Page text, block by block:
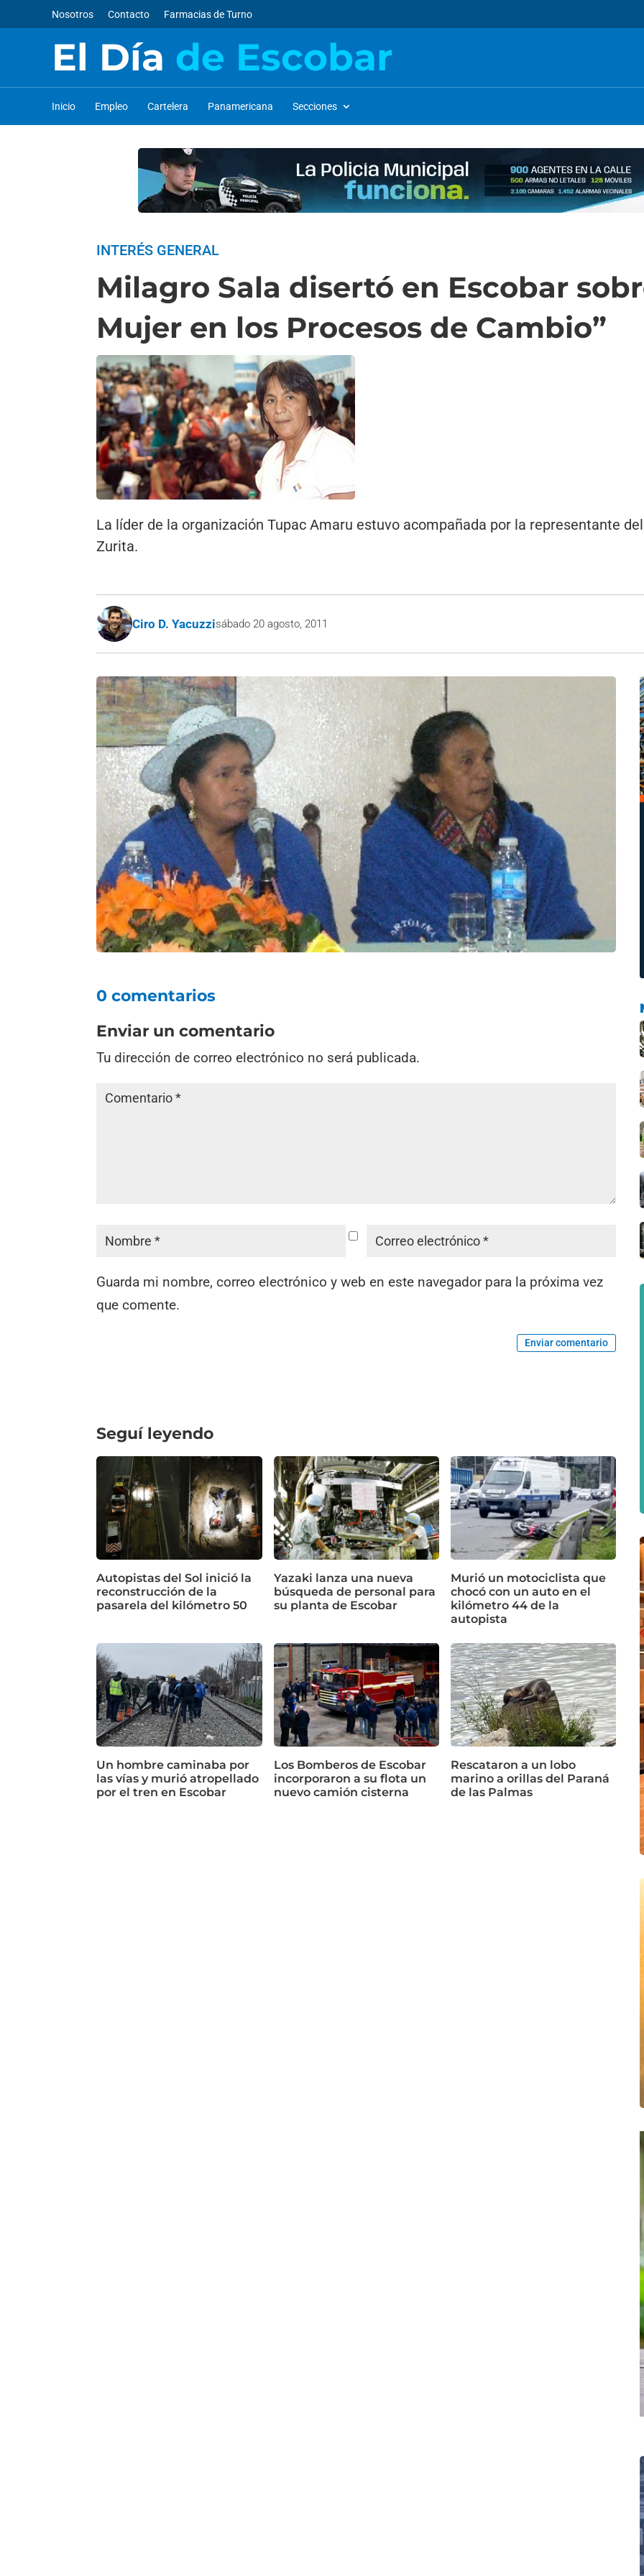
Nosotros Contacto Farmacias de Turno
El Día de Escobar
Inicio Empleo Cartelera Panamericana Secciones
INTERÉS GENERAL
Milagro Sala disertó en Escobar
Mujer en los Procesos de Cambio”
La líder de la organización Tupac Amaru estuvo acompañada por la representante
Zurita.
Ciro D. Yacuzzisábado 20 agosto, 2011
0 comentarios
Enviar un comentario
Tu dirección de correo electrónico no será publicada.
Guarda mi nombre, correo electrónico y web en este navegador para la próxima vez
que comente.
Enviar comentario
Seguí leyendo
Autopistas del Sol inició la
reconstrucción de la
pasarela del kilómetro 50
Yazaki lanza una nueva
búsqueda de personal para
su planta de Escobar
Murió un motociclista que
chocó con un auto en el
kilómetro 44 de la
autopista
Un hombre caminaba por
las vías y murió atropellado
por el tren en Escobar
Los Bomberos de Escobar
incorporaron a su flota un
nuevo camión cisterna
Rescataron a un lobo
marino a orillas del Paraná
de las Palmas